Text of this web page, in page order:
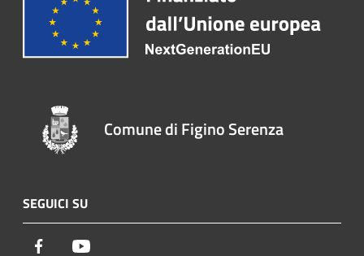
Comune di Figino Serenza
SEGUICI SU
Facebook